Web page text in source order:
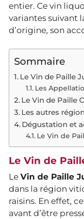
entier. Ce vin
variantes suivant
d’origine, son
Sommaire
Le Vin de Paille
Les
Le Vin de Paille
Les autres
Dégustation et
Le Vin de
Le Vin de
Le Vin de Paille
dans la région
raisins. En effet,
avant d’être